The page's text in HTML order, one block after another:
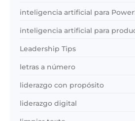
inteligencia artificial para
inteligencia artificial para
Leadership Tips
letras a número
liderazgo con propósito
liderazgo digital